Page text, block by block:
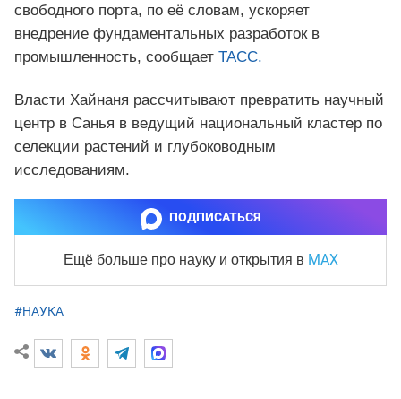
свободного порта, по её словам, ускоряет
внедрение фундаментальных разработок в
промышленность, сообщает ТАСС.
Власти Хайнаня рассчитывают превратить научный
центр в Санья в ведущий национальный кластер по
селекции растений и глубоководным
исследованиям.
ПОДПИСАТЬСЯ
Ещё больше про науку и открытия в MAX
#НАУКА